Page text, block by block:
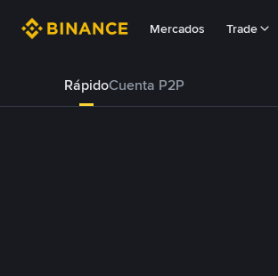
Mercados Trade
RápidoCuenta P2P